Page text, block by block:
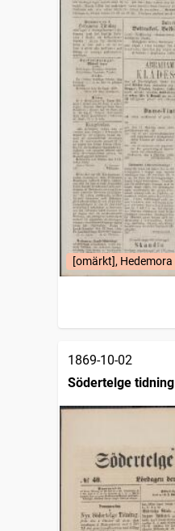
[omärkt], Hedemora
1869-10-02
Södertelge tidning